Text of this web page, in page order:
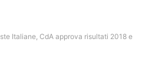
Italiane, CdA approva risultati 2018 e